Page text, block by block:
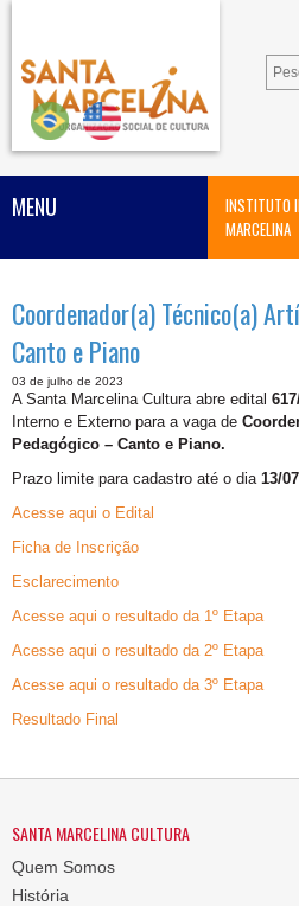
INSTITUTO
MARCELINA
MENU
Coordenador(a) Técnico(a)
Canto e Piano
03 de julho de 2023
A Santa Marcelina Cultura abre edital
Interno e Externo para a vaga de
Pedagógico – Canto e Piano.
Prazo limite para cadastro até o dia13/
Acesse aqui o Edital
Ficha de Inscrição
Esclarecimento
Acesse aqui o resultado da 1º Etapa
Acesse aqui o resultado da 2º Etapa
Acesse aqui o resultado da 3º Etapa
Resultado Final
SANTA MARCELINA CULTURA
Quem Somos
História